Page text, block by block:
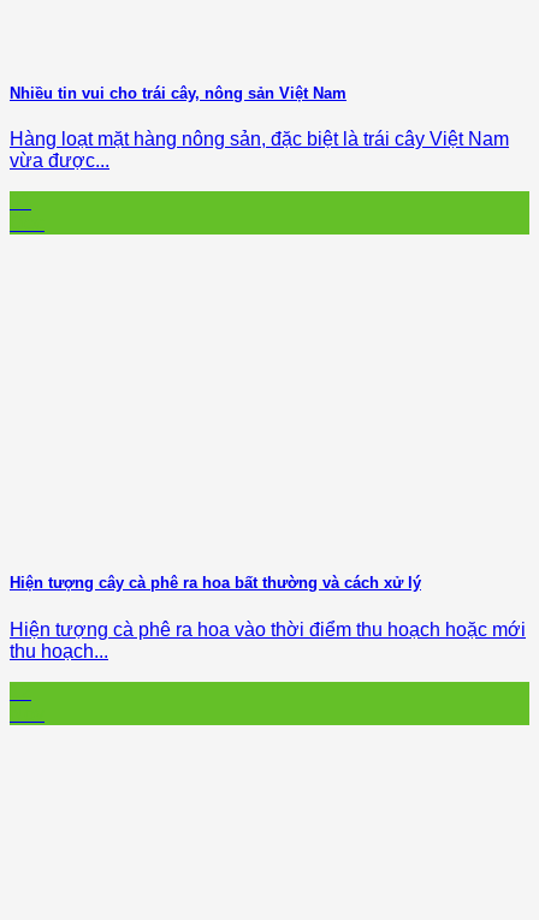
Nhiều tin vui cho trái cây, nông sản Việt Nam
Hàng loạt mặt hàng nông sản, đặc biệt là trái cây Việt Nam
vừa được...
Hiện tượng cây cà phê ra hoa bất thường và cách xử lý
Hiện tượng cà phê ra hoa vào thời điểm thu hoạch hoặc mới
thu hoạch...